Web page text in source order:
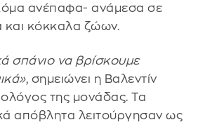
ανέπαφα- ανάμεσα σε
και κόκκαλα ζώων.
σπάνιο να βρίσκουμε
, σημειώνει η Βαλεντίν
της μονάδας. Τα
απόβλητα λειτούργησαν ως